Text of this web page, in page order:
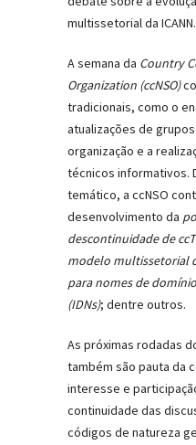
multissetorial da ICANN.
A semana da Country
Organization (ccNSO)
tradicionais, como o
atualizações de
organização e a
técnicos informativos.
temático, a ccNSO
desenvolvimento da
descontinuidade de
modelo multissetorial
para nomes de
(IDNs); dentre outros.
As próximas rodadas
também são pauta da
interesse e
continuidade das
códigos de natureza